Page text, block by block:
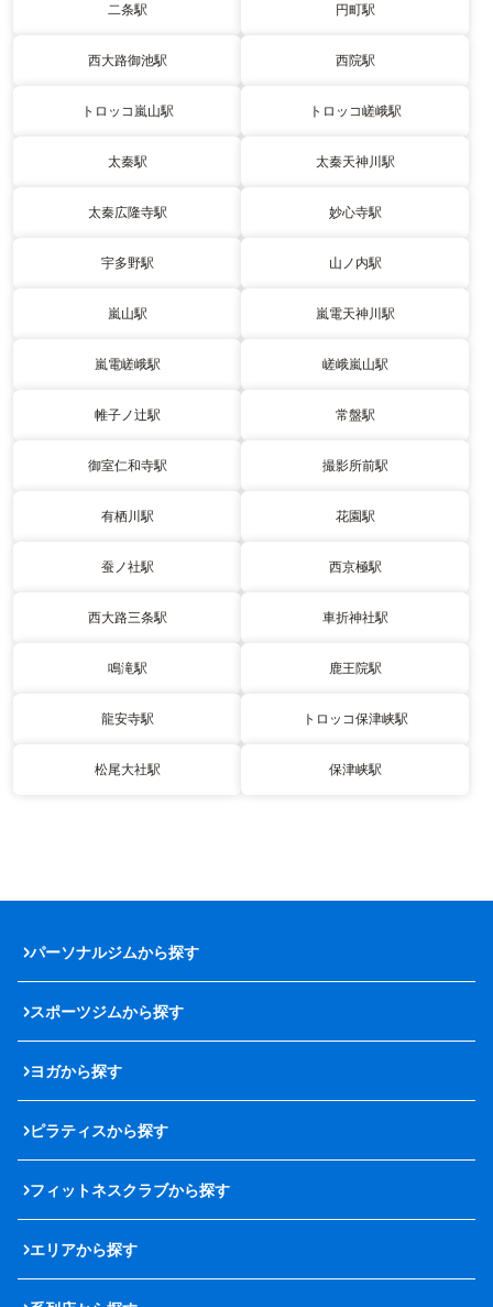
二条駅 円町駅
西大路御池駅 西院駅
トロッコ嵐山駅 トロッコ嵯峨駅
太秦駅 太秦天神川駅
太秦広隆寺駅 妙心寺駅
宇多野駅 山ノ内駅
嵐山駅 嵐電天神川駅
嵐電嵯峨駅 嵯峨嵐山駅
帷子ノ辻駅 常盤駅
御室仁和寺駅 撮影所前駅
有栖川駅 花園駅
蚕ノ社駅 西京極駅
西大路三条駅 車折神社駅
鳴滝駅 鹿王院駅
龍安寺駅 トロッコ保津峡駅
松尾大社駅 保津峡駅
パーソナルジムから探す
スポーツジムから探す
ヨガから探す
ピラティスから探す
フィットネスクラブから探す
エリアから探す